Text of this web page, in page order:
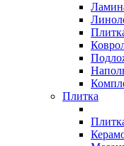
Плитка